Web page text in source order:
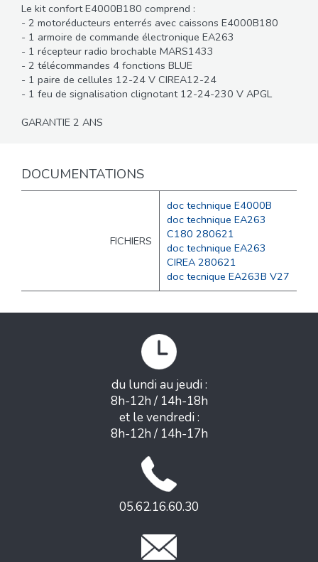
Le kit confort E4000B180 comprend :
- 2 motoréducteurs enterrés avec caissons E4000B180
- 1 armoire de commande électronique EA263
- 1 récepteur radio brochable MARS1433
- 2 télécommandes 4 fonctions BLUE
- 1 paire de cellules 12-24 V CIREA12-24
- 1 feu de signalisation clignotant 12-24-230 V APGL
GARANTIE 2 ANS
DOCUMENTATIONS
FICHIERS
doc technique E4000B
doc technique EA263
C180 280621
doc technique EA263
CIREA 280621
doc tecnique EA263B V27
du lundi au jeudi :
8h-12h / 14h-18h
et le vendredi :
8h-12h / 14h-17h
05.62.16.60.30